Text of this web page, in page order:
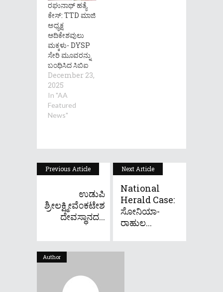
ರಘುನಾಥ್‌ ಹತ್ಯೆ
ಕೇಸ್‌: TTD ಮಾಜಿ
ಅಧ್ಯಕ್ಷ
ಆದಿಕೇಶವುಲು
ಮಕ್ಕಳು- DYSP
ಸೇರಿ ಮೂವರನ್ನು
ಬಂಧಿಸಿದ ಸಿಬಿಐ
December 23,
2025
In "AA
Featured
News"
Previous Article
ಉಡುಪಿ
ಶ್ರೀಲಕ್ಷ್ಮೀವೆ೦ಕಟೇಶ
ದೇವಸ್ಥಾನದ...
Next Article
National
Herald Case:
ಸೋನಿಯಾ-
ರಾಹುಲ...
Author